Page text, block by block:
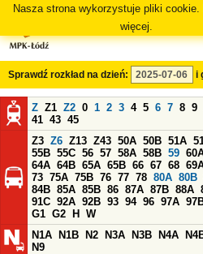
Nasza strona wykorzystuje pliki cookie.
więcej.
Sprawdź rozkład na dzień: i
Z Z1 Z2 0 1 2 3 4 5 6 7 8 9
41 43 45
Z3 Z6 Z13 Z43 50A 50B 51A
55B 55C 56 57 58A 58B 59
64A 64B 65A 65B 66 67 68
73 75A 75B 76 77 78 80A 80B
84B 85A 85B 86 87A 87B 88A
91C 92A 92B 93 94 96 97A
G1 G2 H
W
N1A
N1B N2 N3A N3B N4A
N9